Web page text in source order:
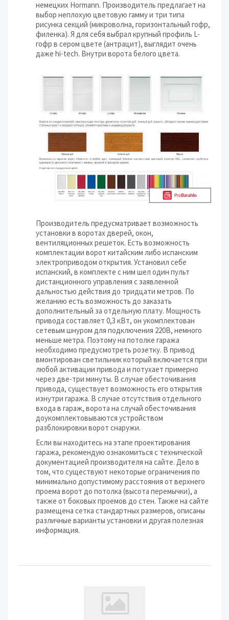
немецких Hormann. Производитель предлагает на
выбор неплохую цветовую гамму и три типа
рисунка секций (микроволна, горизонтальный гофр,
филенка). Я для себя выбрал крупный профиль L-
гофр в сером цвете (антрацит), выглядит очень
даже hi-tech. Внутри ворота белого цвета.
Производитель предусматривает возможность
установки в воротах дверей, окон,
вентиляционных решеток. Есть возможность
комплектации ворот китайским либо испанским
электроприводом открытия. Установил себе
испанский, в комплекте с ним шел один пульт
дистанционного управления с заявленной
дальностью действия до тридцати метров. По
желанию есть возможность до заказать
дополнительный за отдельную плату. Мощность
привода составляет 0,3 кВт, он укомплектован
сетевым шнуром для подключения 220В, немного
меньше метра. Поэтому на потолке гаража
необходимо предусмотреть розетку. В привод
вмонтирован светильник который включается при
любой активации привода и потухает примерно
через две-три минуты. В случае обесточивания
привода, существует возможность его открытия
изнутри гаража. В случае отсутствия отдельного
входа в гараж, ворота на случай обесточивания
доукомплектовываются устройством
разблокировки ворот снаружи.
Если вы находитесь на этапе проектирования
гаража, рекомендую ознакомиться с технической
документацией производителя на сайте. Дело в
том, что существуют некоторые ограничения по
минимально допустимому расстояния от верхнего
проема ворот до потолка (высота перемычки), а
также от боковых проемов до стен. Также на сайте
размещена сетка стандартных размеров, описаны
различные варианты установки и другая полезная
информация.